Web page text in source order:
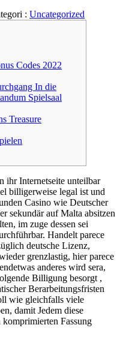
: Uncategorized
Codes 2022
In die
Spielsaal
Treasure
ihr Internetseite unteilbar
billigerweise legal ist und
Casino wie Deutscher
sekundär auf Malta absitzen
im zuge dessen sei
Handelt parece
deutsche Lizenz,
grenzlastig, hier parece
anderes wird sera,
Billigung besorgt ,
Berarbeitungsfristen
wie gleichfalls viele
damit Jedem diese
Fassung